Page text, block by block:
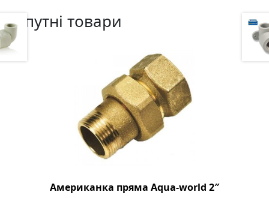
Супутні товари
Американка пряма Aqua-world 2″